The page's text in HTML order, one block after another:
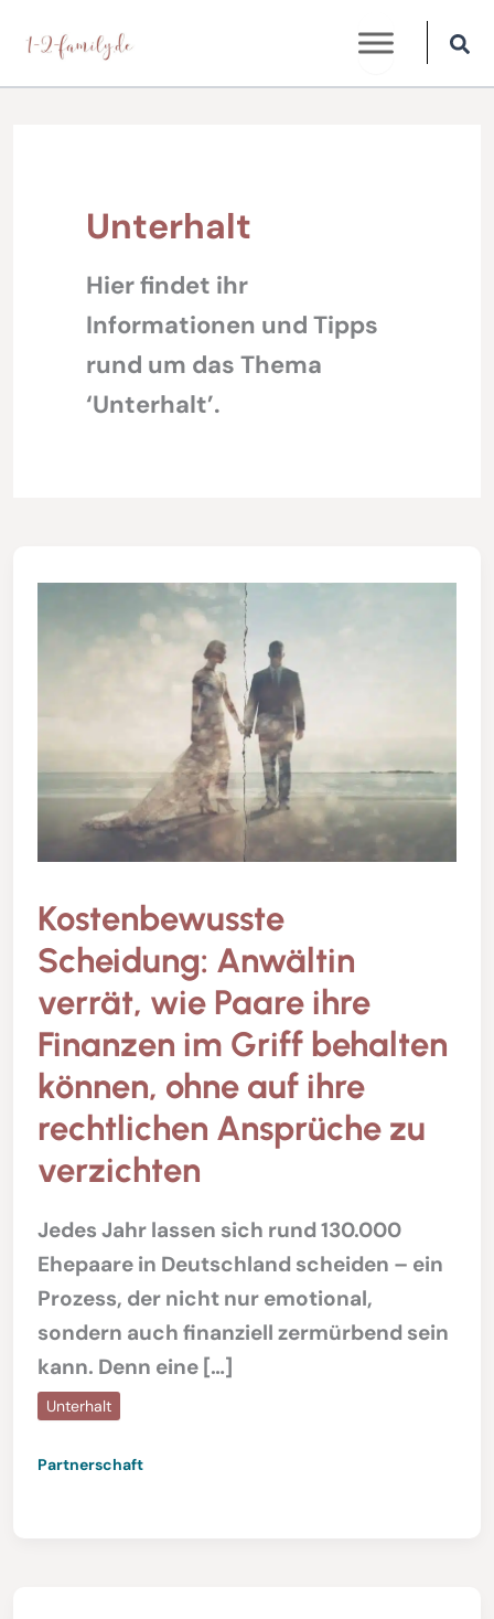
Inhalt
springen
Unterhalt
Hier findet ihr
Informationen und Tipps
rund um das Thema
‘Unterhalt’.
Kostenbewusste
Scheidung: Anwältin
verrät, wie Paare ihre
Finanzen im Griff behalten
können, ohne auf ihre
rechtlichen Ansprüche zu
verzichten
Jedes Jahr lassen sich rund 130.000
Ehepaare in Deutschland scheiden – ein
Prozess, der nicht nur emotional,
sondern auch finanziell zermürbend sein
kann. Denn eine […]
Unterhalt
Partnerschaft